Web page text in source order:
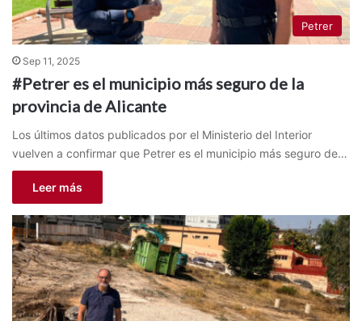
Petrer
Sep 11, 2025
#Petrer es el municipio más seguro de la
provincia de Alicante
Los últimos datos publicados por el Ministerio del Interior
vuelven a confirmar que Petrer es el municipio más seguro de…
Leer más